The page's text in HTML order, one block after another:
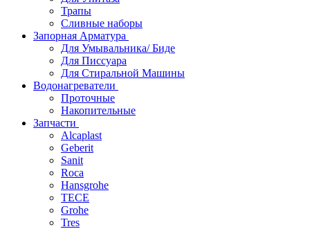
Трапы
Сливные наборы
Запорная Арматура
Для Умывальника/ Биде
Для Писсуара
Для Стиральной Машины
Водонагреватели
Проточные
Накопительные
Запчасти
Alcaplast
Geberit
Sanit
Roca
Hansgrohe
TECE
Grohe
Tres